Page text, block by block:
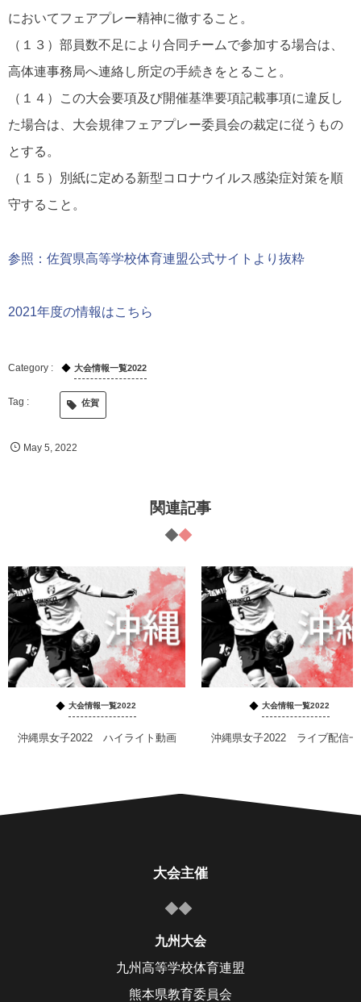
においてフェアプレー精神に徹すること。
（１３）部員数不足により合同チームで参加する場合は、
高体連事務局へ連絡し所定の手続きをとること。
（１４）この大会要項及び開催基準要項記載事項に違反し
た場合は、大会規律フェアプレー委員会の裁定に従うもの
とする。
（１５）別紙に定める新型コロナウイルス感染症対策を順
守すること。
参照：佐賀県高等学校体育連盟公式サイトより抜粋
2021年度の情報はこちら
大会情報一覧2022
佐賀
May 5 ,2022
関連記事
大会情報一覧2022
沖縄県女子2022 ハイライト動画
大会情報一覧2022
沖縄県女子2022 ライブ配信一
大会主催
九州大会
九州高等学校体育連盟
熊本県教育委員会